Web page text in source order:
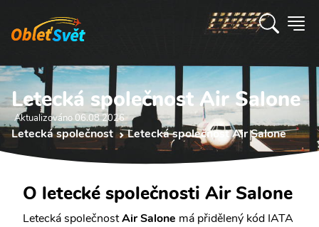
Letecká společnost Air Salone
Aktualizováno 06.08 2026
Letecká společnost Letecká společnost Air Salone
O letecké společnosti Air Salone
Letecká společnostAir Salone má přidělený kód IATA